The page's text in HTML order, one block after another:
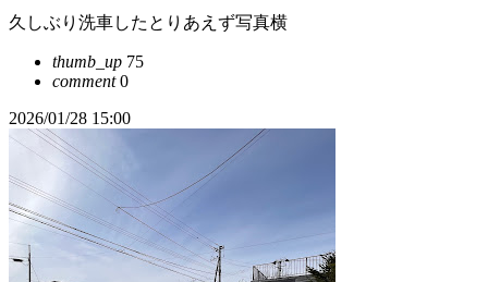
久しぶり洗車したとりあえず写真横
thumb_up 75
comment0
2026/01/28 15:00